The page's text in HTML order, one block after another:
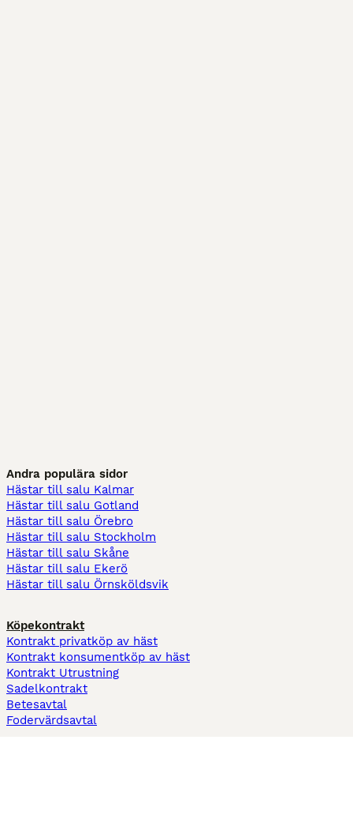
Andra populära sidor
Hästar till salu Kalmar
Hästar till salu Gotland
Hästar till salu Örebro
Hästar till salu Stockholm
Hästar till salu Skåne
Hästar till salu Ekerö
Hästar till salu Örnsköldsvik
Köpekontrakt
Kontrakt privatköp av häst
Kontrakt konsumentköp av häst
Kontrakt Utrustning
Sadelkontrakt
Betesavtal
Fodervärdsavtal